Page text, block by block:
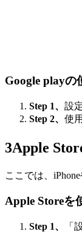
Google playの
Step 1、 設
Step 2、 使
3Apple
ここでは、
Apple Storeを
Step 1、 「